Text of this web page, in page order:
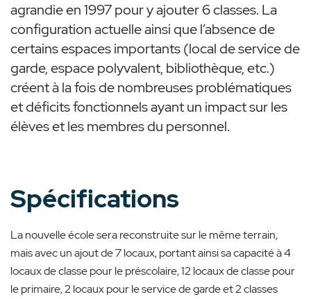
agrandie en 1997 pour y ajouter 6 classes. La
configuration actuelle ainsi que l’absence de
certains espaces importants (local de service de
garde, espace polyvalent, bibliothèque, etc.)
créent à la fois de nombreuses problématiques
et déficits fonctionnels ayant un impact sur les
élèves et les membres du personnel.
Spécifications
La nouvelle école sera reconstruite sur le même terrain,
mais avec un ajout de 7 locaux,portant ainsi sa capacité à 4
locaux de classe pour le préscolaire, 12 locaux de classe pour
le primaire, 2 locaux pour le service de garde et 2 classes